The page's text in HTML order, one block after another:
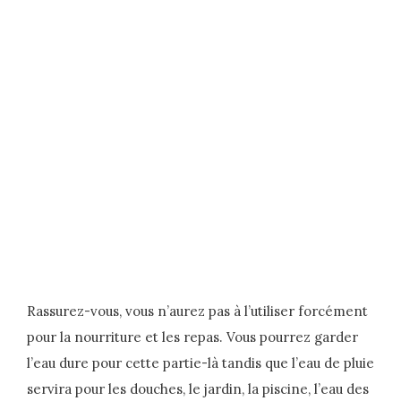
Rassurez-vous, vous n’aurez pas à l’utiliser forcément
pour la nourriture et les repas. Vous pourrez garder
l’eau dure pour cette partie-là tandis que l’eau de pluie
servira pour les douches, le jardin, la piscine, l’eau des